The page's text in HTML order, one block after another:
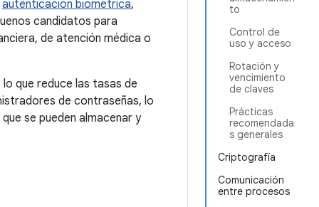
to
Control de
uso y acceso
Rotación y
vencimiento
de claves
Prácticas
recomendada
s generales
Criptografía
Comunicación
entre procesos
autenticación biométrica,
candidatos para
de atención médica o
que reduce las tasas de
de contraseñas, lo
se pueden almacenar y